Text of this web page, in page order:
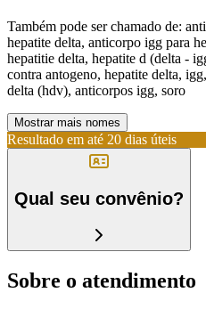
Também pode ser chamado de:
hepatite delta, anticorpo igg para
hepatitie delta, hepatite d (delta -
contra antogeno, hepatite delta,
delta (hdv), anticorpos igg, soro
Mostrar mais nomes
Resultado em até 20 dias úteis
Qual seu convênio?
Sobre o atendimento